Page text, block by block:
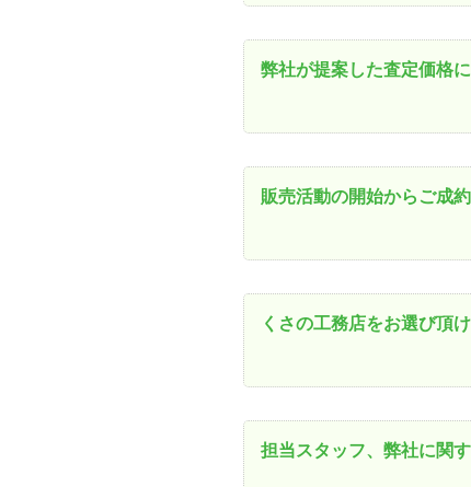
弊社が提案した査定価格
販売活動の開始からご成
くさの工務店をお選び頂
担当スタッフ、弊社に関